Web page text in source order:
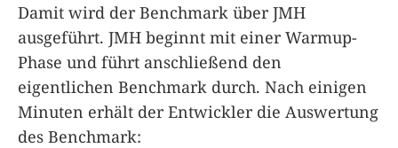
Damit wird der Benchmark über JMH
ausgeführt. JMH beginnt mit einer Warmup-
Phase und führt anschließend den
eigentlichen Benchmark durch. Nach einigen
Minuten erhält der Entwickler die Auswertung
des Benchmark: